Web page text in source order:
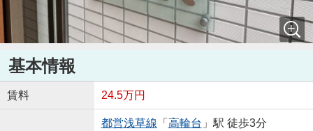
基本情報
賃料 24.5万円
都営浅草線 「 高輪台 」駅 徒歩3分